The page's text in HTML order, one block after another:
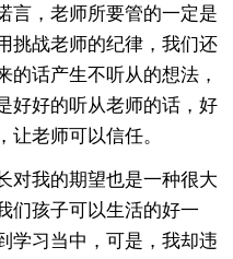
言，老师所要管的一定是
挑战老师的纪律，我们还
的话产生不听从的想法，
好好的听从老师的话，好
老师可以信任。
对我的期望也是一种很大
们孩子可以生活的好一
学习当中，可是，我却违